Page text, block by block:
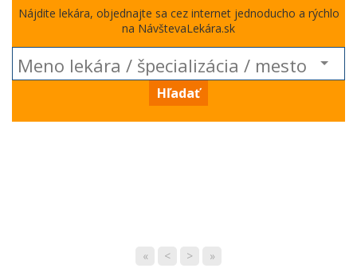
Nájdite lekára, objednajte sa cez internet jednoducho a rýchlo
na NávštevaLekára.sk
Hľadať
« < > »